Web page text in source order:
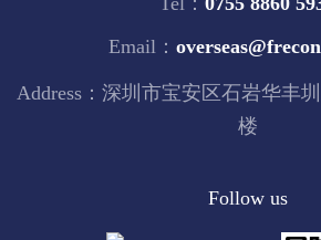
Email：
Address：深圳市宝安区石岩华丰
楼
Follow us